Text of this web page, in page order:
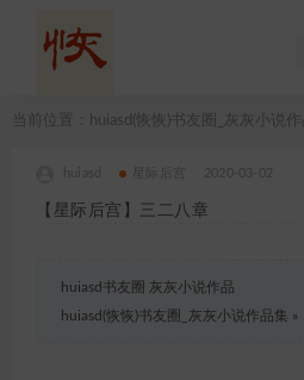
当前位置： huiasd(恢恢)书友圈_灰灰小说作
2020-03-02
【星际后宫】三二八章
huiasd书友圈 灰灰小说作品
huiasd(恢恢)书友圈_灰灰小说作品集 »